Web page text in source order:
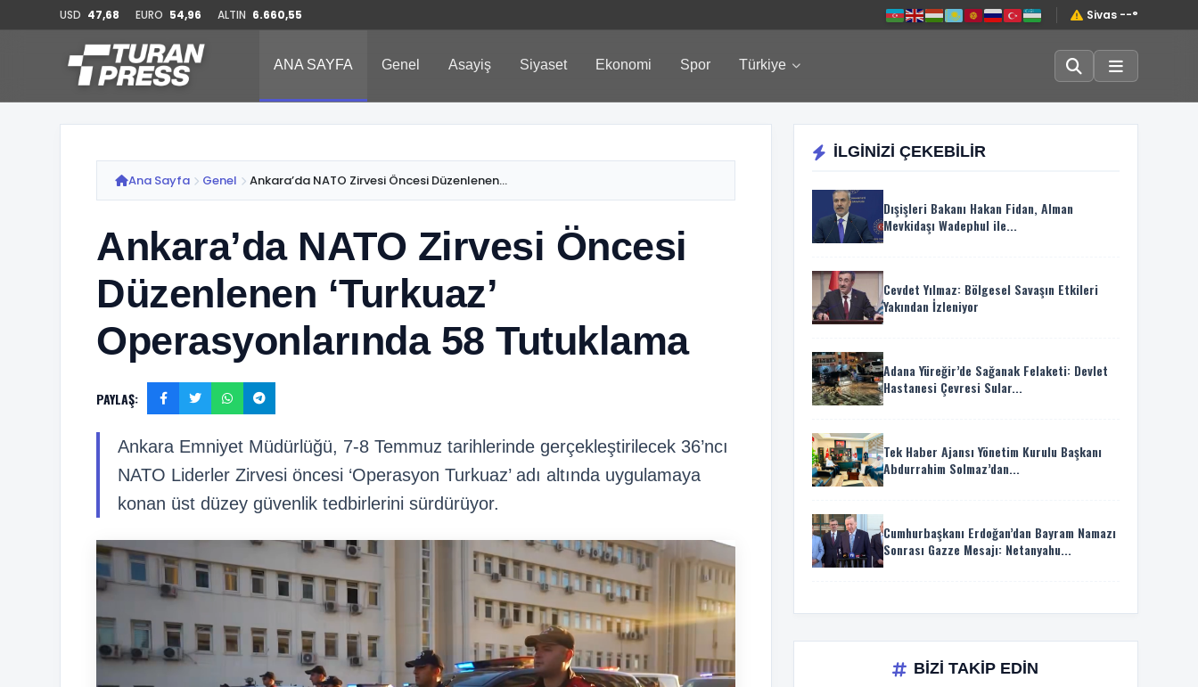
USD 47,68 EURO 54,96 ALTIN 6.660,55 Sivas --°
ANA SAYFA Genel Asayiş Siyaset Ekonomi Spor Türkiye
Ana Sayfa Genel Ankara’da NATO Zirvesi Öncesi Düzenlenen...
Ankara’da NATO Zirvesi Öncesi
Düzenlenen ‘Turkuaz’
Operasyonlarında 58 Tutuklama
PAYLAŞ:
Ankara Emniyet Müdürlüğü, 7-8 Temmuz tarihlerinde gerçekleştirilecek 36’ncı
NATO Liderler Zirvesi öncesi ‘Operasyon Turkuaz’ adı altında uygulamaya
konan üst düzey güvenlik tedbirlerini sürdürüyor.
İLGİNİZİ ÇEKEBİLİR
Dışişleri Bakanı Hakan Fidan, Alman
Mevkidaşı Wadephul ile...
Cevdet Yılmaz: Bölgesel Savaşın Etkileri
Yakından İzleniyor
Adana Yüreğir’de Sağanak Felaketi: Devlet
Hastanesi Çevresi Sular...
Tek Haber Ajansı Yönetim Kurulu Başkanı
Abdurrahim Solmaz’dan...
Cumhurbaşkanı Erdoğan’dan Bayram Namazı
Sonrası Gazze Mesajı: Netanyahu...
BİZİ TAKİP EDİN